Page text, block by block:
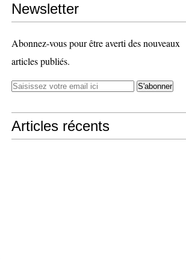
Newsletter
Abonnez-vous pour être averti des nouveaux
articles publiés.
Articles récents